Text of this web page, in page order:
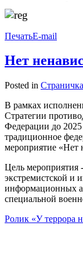
ПечатьE-mail
Нет
Posted in
В рамках
Стратегии
Федерации до 2025
традиционное
мероприятие «Нет
Цель мероприятия
экстремистской и
информационных
специальной
Ролик «У террора